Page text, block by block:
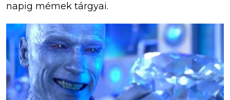
napig mémek tárgyai.